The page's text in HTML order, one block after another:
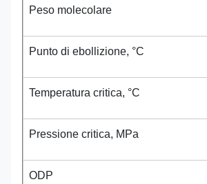
Peso molecolare
Punto di ebollizione, °C
Temperatura critica, °C
Pressione critica, MPa
ODP